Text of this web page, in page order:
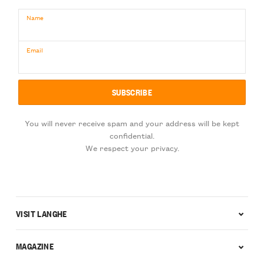
Name
Email
You will never receive spam and your address will be kept
confidential.
We respect your privacy.
VISIT LANGHE
MAGAZINE